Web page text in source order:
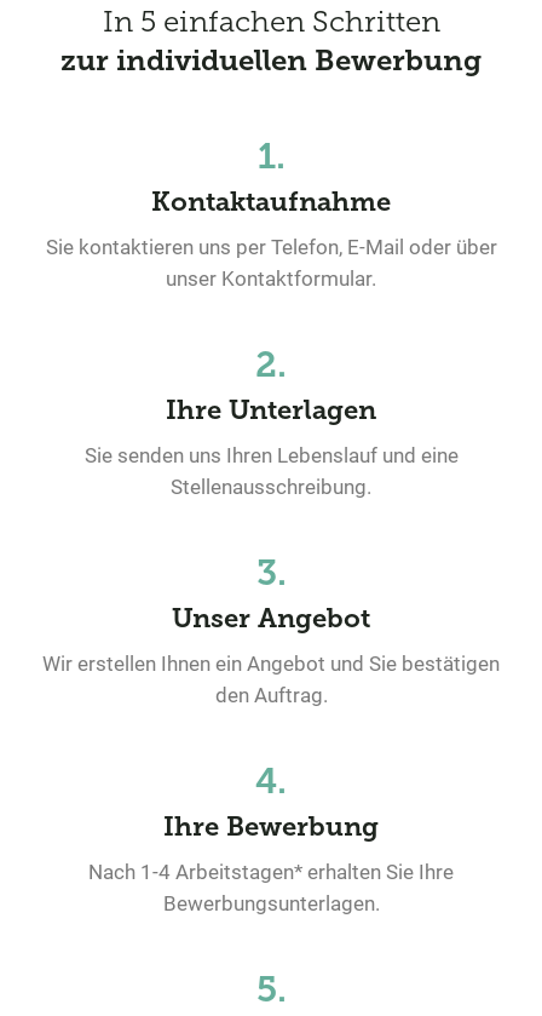
In 5 einfachen Schritten
zur individuellen Bewerbung
1.
Kontaktaufnahme
Sie kontaktieren uns per Telefon, E-Mail oder über
unser Kontaktformular.
2.
Ihre Unterlagen
Sie senden uns Ihren Lebenslauf und eine
Stellenausschreibung.
3.
Unser Angebot
Wir erstellen Ihnen ein Angebot und Sie bestätigen
den Auftrag.
4.
Ihre Bewerbung
Nach 1-4 Arbeitstagen* erhalten Sie Ihre
Bewerbungsunterlagen.
5.